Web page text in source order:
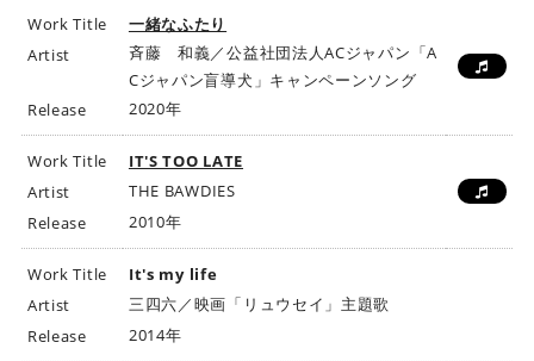
Work Title
一緒なふたり
Artist
斉藤 和義／公益社団法人ACジャパン「A
Cジャパン盲導犬」キャンペーンソング
Release
2020年
Work Title
IT'S TOO LATE
Artist
THE BAWDIES
Release
2010年
Work Title
It's my life
Artist
三四六／映画「リュウセイ」主題歌
Release
2014年